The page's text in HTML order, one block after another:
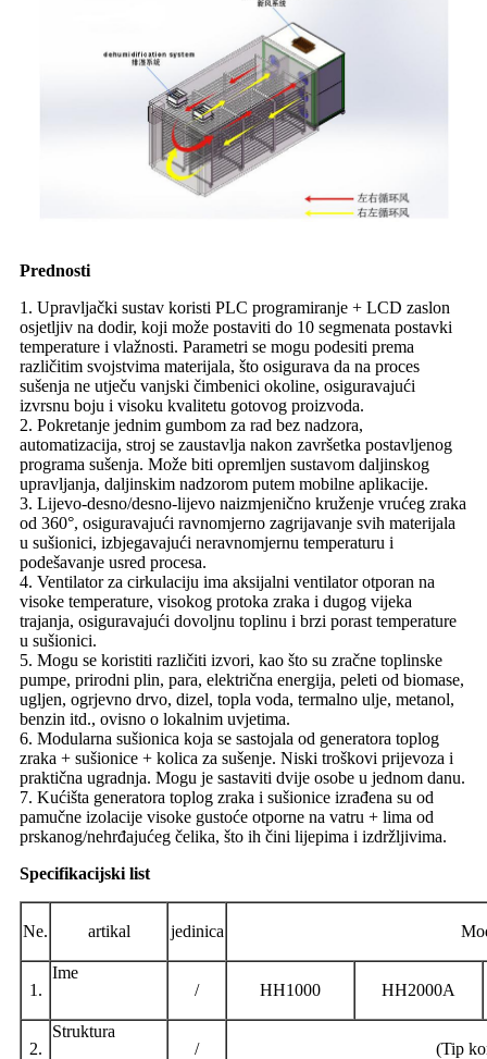
Prednosti
1. Upravljački sustav koristi PLC programiranje + LCD zaslon
osjetljiv na dodir, koji može postaviti do 10 segmenata postavki
temperature i vlažnosti. Parametri se mogu podesiti prema
različitim svojstvima materijala, što osigurava da na proces
sušenja ne utječu vanjski čimbenici okoline, osiguravajući
izvrsnu boju i visoku kvalitetu gotovog proizvoda.
2. Pokretanje jednim gumbom za rad bez nadzora,
automatizacija, stroj se zaustavlja nakon završetka postavljenog
programa sušenja. Može biti opremljen sustavom daljinskog
upravljanja, daljinskim nadzorom putem mobilne aplikacije.
3. Lijevo-desno/desno-lijevo naizmjenično kruženje vrućeg zraka
od 360°, osiguravajući ravnomjerno zagrijavanje svih materijala
u sušionici, izbjegavajući neravnomjernu temperaturu i
podešavanje usred procesa.
4. Ventilator za cirkulaciju ima aksijalni ventilator otporan na
visoke temperature, visokog protoka zraka i dugog vijeka
trajanja, osiguravajući dovoljnu toplinu i brzi porast temperature
u sušionici.
5. Mogu se koristiti različiti izvori, kao što su zračne toplinske
pumpe, prirodni plin, para, električna energija, peleti od biomase,
ugljen, ogrjevno drvo, dizel, topla voda, termalno ulje, metanol,
benzin itd., ovisno o lokalnim uvjetima.
6. Modularna sušionica koja se sastojala od generatora toplog
zraka + sušionice + kolica za sušenje. Niski troškovi prijevoza i
praktična ugradnja. Mogu je sastaviti dvije osobe u jednom danu.
7. Kućišta generatora toplog zraka i sušionice izrađena su od
pamučne izolacije visoke gustoće otporne na vatru + lima od
prskanog/nehrđajućeg čelika, što ih čini lijepima i izdržljivima.
Specifikacijski list
Ne. artikal jedinica
1.
Ime
/
HH1000 HH2000A
2.
Struktura
/
(Tip